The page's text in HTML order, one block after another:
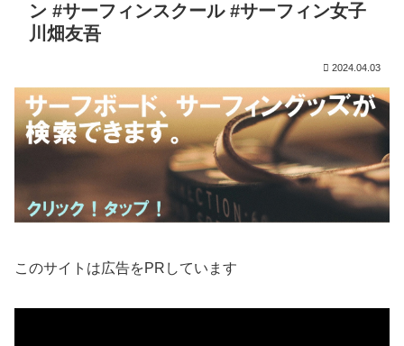
ン #サーフィンスクール #サーフィン女子
川畑友吾
2024.04.03
このサイトは広告をPRしています